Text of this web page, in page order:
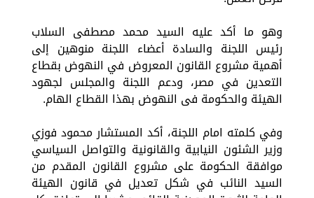
وهو ما أكد عليه السيد محمد مصطفى السلاب
رئيس اللجنة والسادة أعضاء اللجنة منوهين إلى
أهمية مشروع القانون المعروض في النهوض بقطاع
التعدين في مصر، ودعم اللجنة والمجلس لجهود
الهيئة والحكومة فى النهوض بهذا القطاع الهام.
وفي كلمته امام اللجنة، أكد المستشار محمود فوزي
وزير الشئون النيابية والقانونية والتواصل السياسي
موافقة الحكومة على مشروع القانون المقدم من
السيد النائب في شكل تعديل في قانون الهيئة